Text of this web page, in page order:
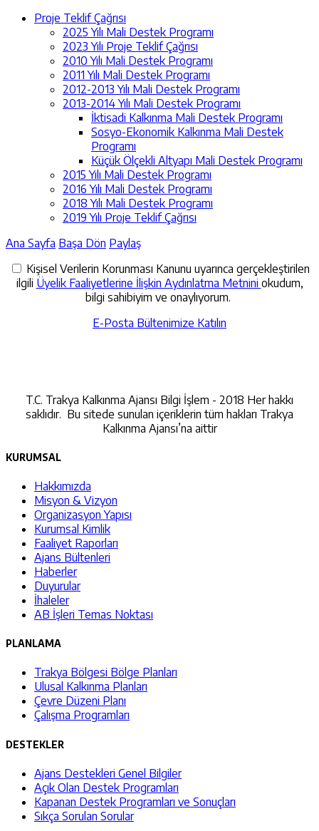
Proje Teklif Çağrısı
2025 Yılı Mali Destek Programı
2023 Yılı Proje Teklif Çağrısı
2010 Yılı Mali Destek Programı
2011 Yılı Mali Destek Programı
2012-2013 Yılı Mali Destek Programı
2013-2014 Yılı Mali Destek Programı
İktisadi Kalkınma Mali Destek Programı
Sosyo-Ekonomik Kalkınma Mali Destek
Programı
Küçük Ölçekli Altyapı Mali Destek Programı
2015 Yılı Mali Destek Programı
2016 Yılı Mali Destek Programı
2018 Yılı Mali Destek Programı
2019 Yılı Proje Teklif Çağrısı
Ana Sayfa Başa Dön Paylaş
Kişisel Verilerin Korunması Kanunu uyarınca gerçekleştirilen
ilgili Üyelik Faaliyetlerine İlişkin Aydınlatma Metnini okudum,
bilgi sahibiyim ve onaylıyorum.
E-Posta Bültenimize Katılın
T.C. Trakya Kalkınma Ajansı Bilgi İşlem - 2018 Her hakkı
saklıdır. Bu sitede sunulan içeriklerin tüm hakları Trakya
Kalkınma Ajansı’na aittir
KURUMSAL
Hakkımızda
Misyon & Vizyon
Organizasyon Yapısı
Kurumsal Kimlik
Faaliyet Raporları
Ajans Bültenleri
Haberler
Duyurular
İhaleler
AB İşleri Temas Noktası
PLANLAMA
Trakya Bölgesi Bölge Planları
Ulusal Kalkınma Planları
Çevre Düzeni Planı
Çalışma Programları
DESTEKLER
Ajans Destekleri Genel Bilgiler
Açık Olan Destek Programları
Kapanan Destek Programları ve Sonuçları
Sıkça Sorulan Sorular